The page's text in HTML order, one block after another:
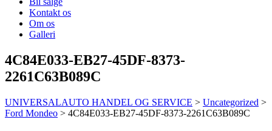
Kontakt os
Om os
Galleri
4C84E033-EB27-45DF-8373-
2261C63B089C
UNIVERSALAUTO HANDEL OG SERVICE > Uncategorized >
Ford Mondeo > 4C84E033-EB27-45DF-8373-2261C63B089C